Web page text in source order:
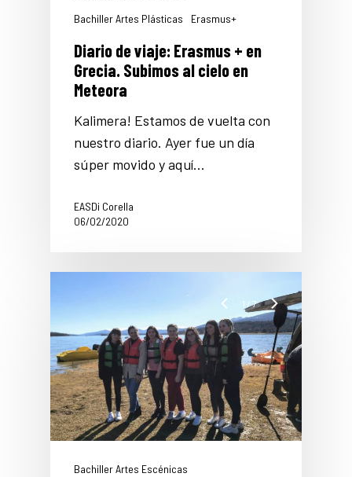
Bachiller Artes Plásticas
Erasmus+
Diario de viaje: Erasmus + en
Grecia. Subimos al cielo en
Meteora
Kalimera! Estamos de vuelta con
nuestro diario. Ayer fue un día
súper movido y aquí…
EASDi Corella
06/02/2020
1 /7
Bachiller Artes Escénicas